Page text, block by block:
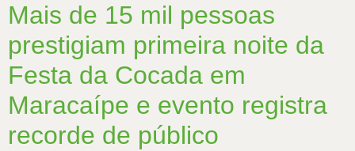
Mais de 15 mil pessoas
prestigiam primeira noite da
Festa da Cocada em
Maracaípe e evento registra
recorde de público